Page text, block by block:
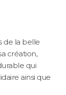
de la belle
création,
qui
ainsi que